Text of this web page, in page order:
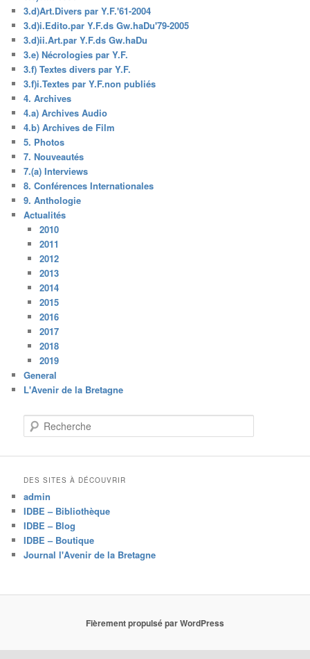
3.d)Art.Divers par Y.F.'61-2004
3.d)i.Edito.par Y.F.ds Gw.haDu'79-2005
3.d)ii.Art.par Y.F.ds Gw.haDu
3.e) Nécrologies par Y.F.
3.f) Textes divers par Y.F.
3.f)i.Textes par Y.F.non publiés
4. Archives
4.a) Archives Audio
4.b) Archives de Film
5. Photos
7. Nouveautés
7.(a) Interviews
8. Conférences Internationales
9. Anthologie
Actualités
2010
2011
2012
2013
2014
2015
2016
2017
2018
2019
General
L'Avenir de la Bretagne
e
c
h
e
DES SITES À DÉCOUVRIR
admin
IDBE – Bibliothèque
IDBE – Blog
IDBE – Boutique
Journal l'Avenir de la Bretagne
Fièrement propulsé par WordPress